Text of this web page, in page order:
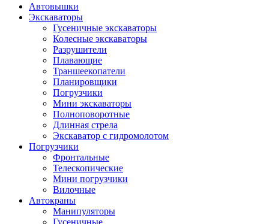
Автовышки
Экскаваторы
Гусеничные экскаваторы
Колесные экскаваторы
Разрушители
Плавающие
Траншеекопатели
Планировщики
Погрузчики
Мини экскаваторы
Полноповоротные
Длинная стрела
Экскаватор с гидромолотом
Погрузчики
Фронтальные
Телескопические
Мини погрузчики
Вилочные
Автокраны
Манипуляторы
Гусеничные